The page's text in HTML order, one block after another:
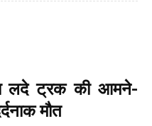
लदे ट्रक की आमने-
मौत